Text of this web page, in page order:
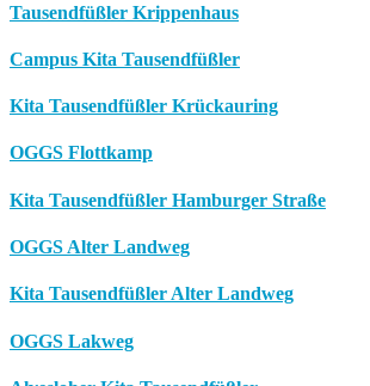
Tausendfüßler Krippenhaus
Campus Kita Tausendfüßler
Kita Tausendfüßler Krückauring
OGGS Flottkamp
Kita Tausendfüßler Hamburger Straße
OGGS Alter Landweg
Kita Tausendfüßler Alter Landweg
OGGS Lakweg